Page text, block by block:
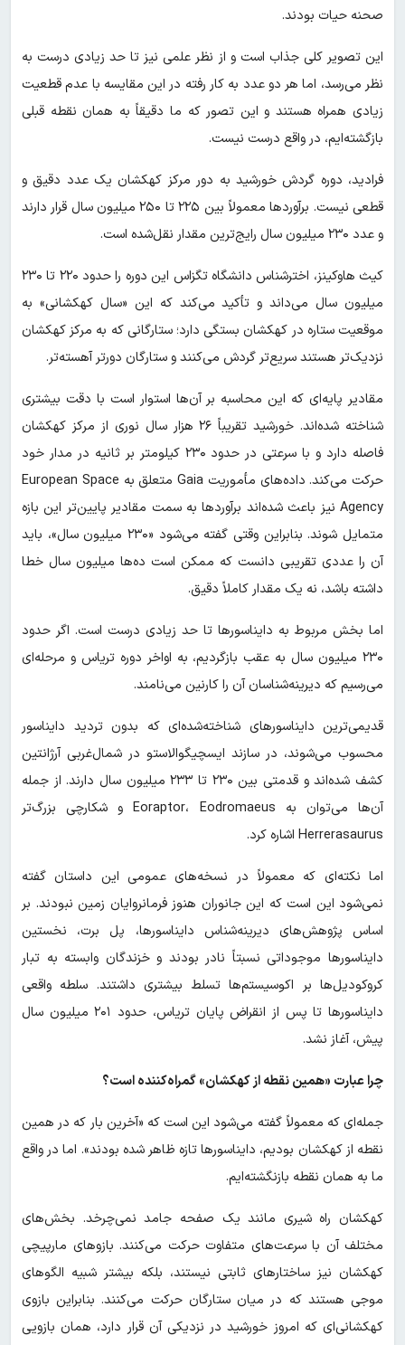
صحنه حیات بودند.
این تصویر کلی جذاب است و از نظر علمی نیز تا حد زیادی درست به
نظر می‌رسد، اما هر دو عدد به کار رفته در این مقایسه با عدم قطعیت
زیادی همراه هستند و این تصور که ما دقیقاً به همان نقطه قبلی
بازگشته‌ایم، در واقع درست نیست.
فرادید، دوره گردش خورشید به دور مرکز کهکشان یک عدد دقیق و
قطعی نیست. برآوردها معمولاً بین ۲۲۵ تا ۲۵۰ میلیون سال قرار دارند
و عدد ۲۳۰ میلیون سال رایج‌ترین مقدار نقل‌شده است.
کیث هاوکینز، اخترشناس دانشگاه تگزاس این دوره را حدود ۲۲۰ تا ۲۳۰
میلیون سال می‌داند و تأکید می‌کند که این «سال کهکشانی» به
موقعیت ستاره در کهکشان بستگی دارد؛ ستارگانی که به مرکز کهکشان
نزدیک‌تر هستند سریع‌تر گردش می‌کنند و ستارگان دورتر آهسته‌تر.
مقادیر پایه‌ای که این محاسبه بر آن‌ها استوار است با دقت بیشتری
شناخته شده‌اند. خورشید تقریباً ۲۶ هزار سال نوری از مرکز کهکشان
فاصله دارد و با سرعتی در حدود ۲۳۰ کیلومتر بر ثانیه در مدار خود
حرکت می‌کند. داده‌های مأموریت Gaia متعلق به European Space
Agency نیز باعث شده‌اند برآوردها به سمت مقادیر پایین‌تر این بازه
متمایل شوند. بنابراین وقتی گفته می‌شود «۲۳۰ میلیون سال»، باید
آن را عددی تقریبی دانست که ممکن است ده‌ها میلیون سال خطا
داشته باشد، نه یک مقدار کاملاً دقیق.
اما بخش مربوط به دایناسورها تا حد زیادی درست است. اگر حدود
۲۳۰ میلیون سال به عقب بازگردیم، به اواخر دوره تریاس و مرحله‌ای
می‌رسیم که دیرینه‌شناسان آن را کارنین می‌نامند.
قدیمی‌ترین دایناسورهای شناخته‌شده‌ای که بدون تردید دایناسور
محسوب می‌شوند، در سازند ایسچیگوالاستو در شمال‌غربی آرژانتین
کشف شده‌اند و قدمتی بین ۲۳۰ تا ۲۳۳ میلیون سال دارند. از جمله
آن‌ها می‌توان به Eoraptor، Eodromaeus و شکارچی بزرگ‌تر
Herrerasaurus اشاره کرد.
اما نکته‌ای که معمولاً در نسخه‌های عمومی این داستان گفته
نمی‌شود این است که این جانوران هنوز فرمانروایان زمین نبودند. بر
اساس پژوهش‌های دیرینه‌شناس دایناسورها، پل برت، نخستین
دایناسورها موجوداتی نسبتاً نادر بودند و خزندگان وابسته به تبار
کروکودیل‌ها بر اکوسیستم‌ها تسلط بیشتری داشتند. سلطه واقعی
دایناسورها تا پس از انقراض پایان تریاس، حدود ۲۰۱ میلیون سال
پیش، آغاز نشد.
چرا عبارت «همین نقطه از کهکشان» گمراه‌کننده است؟
جمله‌ای که معمولاً گفته می‌شود این است که «آخرین بار که در همین
نقطه از کهکشان بودیم، دایناسورها تازه ظاهر شده بودند». اما در واقع
ما به همان نقطه بازنگشته‌ایم.
کهکشان راه شیری مانند یک صفحه جامد نمی‌چرخد. بخش‌های
مختلف آن با سرعت‌های متفاوت حرکت می‌کنند. بازوهای مارپیچی
کهکشان نیز ساختارهای ثابتی نیستند، بلکه بیشتر شبیه الگوهای
موجی هستند که در میان ستارگان حرکت می‌کنند. بنابراین بازوی
کهکشانی‌ای که امروز خورشید در نزدیکی آن قرار دارد، همان بازویی